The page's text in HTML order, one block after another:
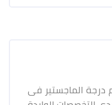
درجة الماجستير فى